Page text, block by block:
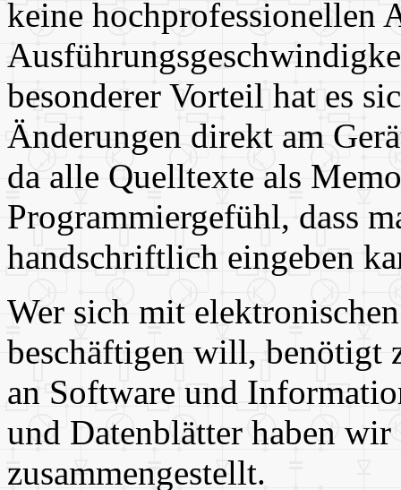
keine hochprofessionellen
besonderer Vorteil hat es
Änderungen direkt am
da alle Quelltexte als
Programmiergefühl, dass
handschriftlich eingeben
Wer sich mit
beschäftigen will, benötigt
an Software und
und Datenblätter haben
zusammengestellt.